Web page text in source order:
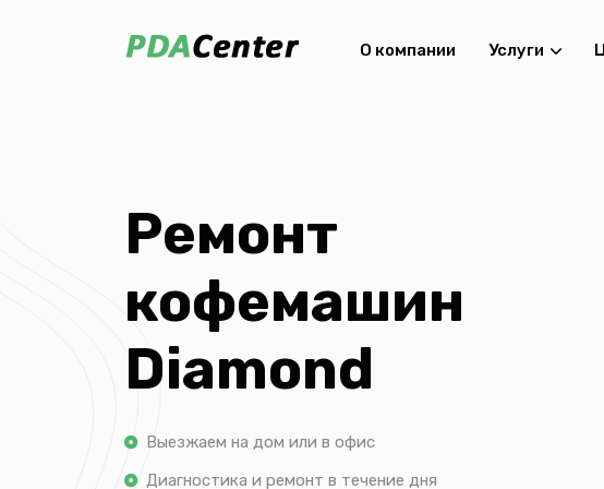
О компании Услуги
Ремонт
кофемашин
Diamond
Выезжаем на дом или в офис
Диагностика и ремонт в течение дня